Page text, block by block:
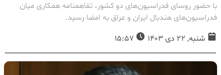
با حضور روسای فدراسیون‌های دو‌ کشور، تفاهمنامه همکاری ميان
فدراسیون‌های هندبال ایران و عراق به امضا رسید.
شنبه, 22 دی 1403